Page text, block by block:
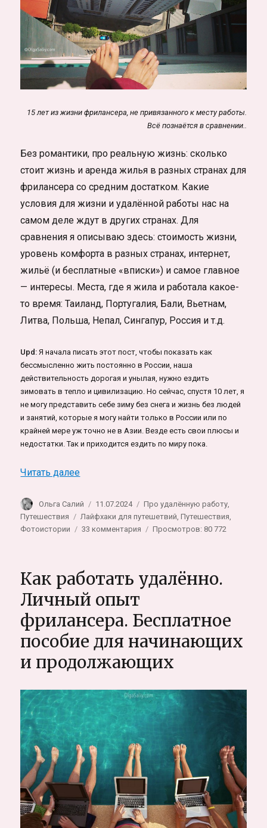
15 лет из жизни фрилансера, не привязанного к месту работы.
Всё познаётся в сравнении..
Без романтики, про реальную жизнь: сколько
стоит жизнь и аренда жилья в разных странах для
фрилансера со средним достатком. Какие
условия для жизни и удалённой работы нас на
самом деле ждут в других странах. Для
сравнения я описываю здесь: стоимость жизни,
уровень комфорта в разных странах, интернет,
жильё (и бесплатные «вписки») и самое главное
— интересы. Места, где я жила и работала какое-
то время: Таиланд, Португалия, Бали, Вьетнам,
Литва, Польша, Непал, Сингапур, Россия и т.д.
Upd: Я начала писать этот пост, чтобы показать как
бессмысленно жить постоянно в России, наша
действительность дорогая и унылая, нужно ездить
зимовать в тепло и цивилизацию. Но сейчас, спустя 10 лет, я
не могу представить себе зиму без снега и жизнь без людей
и занятий, которые я могу найти только в России или по
крайней мере уж точно не в Азии. Везде есть свои плюсы и
недостатки. Так и приходится ездить по миру пока.
Читать далее«Где лучше зимовать или жить
Автор
Ольга Салий Опубликовано
11.07.2024 Рубрики
Про удалённую работу,
Путешествия
Метки
Лайфхаки для путешетвий,Путешествия,
Фотоистории
33 комментария
зимовать
или
фрилансерам.
Личный
обзор
Просмотров: 80 772
Как работать удалённо.
Личный опыт
фрилансера. Бесплатное
пособие для начинающих
и продолжающих